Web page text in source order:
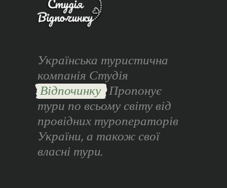
Українська туристична
компанія Студія
Відпочинку Пропонує
тури по всьому світу від
провідних туроператорів
України, а також свої
власні тури.